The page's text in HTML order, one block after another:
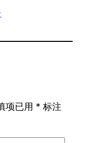
项已用 * 标注